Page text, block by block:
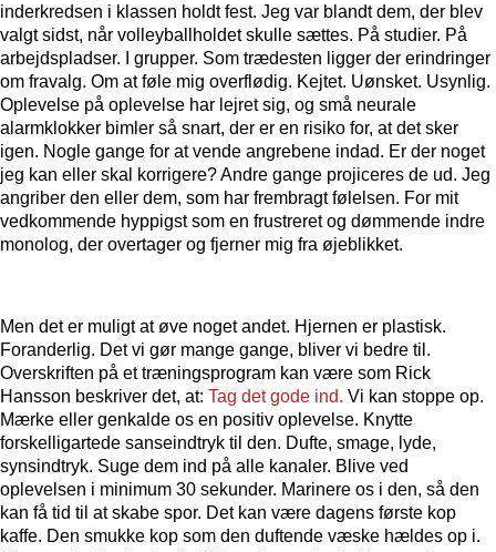
inderkredsen i klassen holdt fest. Jeg var blandt dem, der blev
valgt sidst, når volleyballholdet skulle sættes. På studier. På
arbejdspladser. I grupper. Som trædesten ligger der erindringer
om fravalg. Om at føle mig overflødig. Kejtet. Uønsket. Usynlig.
Oplevelse på oplevelse har lejret sig, og små neurale
alarmklokker bimler så snart, der er en risiko for, at det sker
igen. Nogle gange for at vende angrebene indad. Er der noget
jeg kan eller skal korrigere? Andre gange projiceres de ud. Jeg
angriber den eller dem, som har frembragt følelsen. For mit
vedkommende hyppigst som en frustreret og dømmende indre
monolog, der overtager og fjerner mig fra øjeblikket.
Men det er muligt at øve noget andet. Hjernen er plastisk.
Foranderlig. Det vi gør mange gange, bliver vi bedre til.
Overskriften på et træningsprogram kan være som Rick
Hansson beskriver det, at: Tag det gode ind. Vi kan stoppe op.
Mærke eller genkalde os en positiv oplevelse. Knytte
forskelligartede sanseindtryk til den. Dufte, smage, lyde,
synsindtryk. Suge dem ind på alle kanaler. Blive ved
oplevelsen i minimum 30 sekunder. Marinere os i den, så den
kan få tid til at skabe spor. Det kan være dagens første kop
kaffe. Den smukke kop som den duftende væske hældes op i.